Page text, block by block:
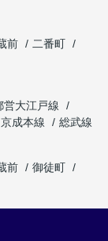
前
二番町
営大江戸線
京成本線
総武線
前
御徒町